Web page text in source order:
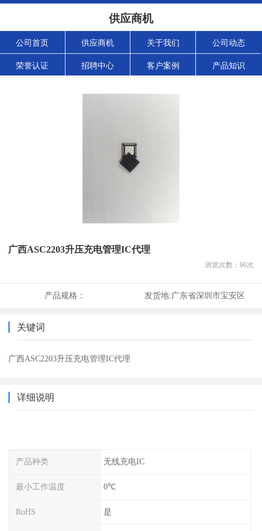
供应商机
公司首页 供应商机 关于我们 公司动态
荣誉认证 招聘中心 客户案例 产品知识
广西ASC2203升压充电管理IC代理
浏览次数： 66次
产品规格： 发货地:广东省深圳市宝安区
关键词
广西ASC2203升压充电管理IC代理
详细说明
产品种类 无线充电IC
最小工作温度 0℃
RoHS 是